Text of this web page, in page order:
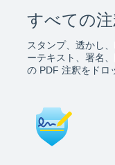
すべての
スタンプ、透かし
ーテキスト、署名
の PDF 注釈をドロ